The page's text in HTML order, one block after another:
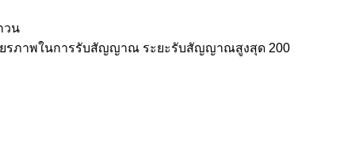
วน
รภาพในการรับสัญญาณ ระยะรับสัญญาณสูงสุด 200